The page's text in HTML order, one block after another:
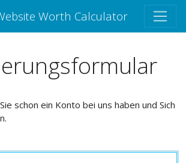
Worth Calculator
schon ein Konto bei uns haben und Sich